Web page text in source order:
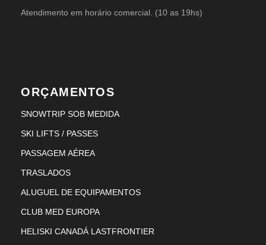
Atendimento em horário comercial. (10 as 19hs)
ORÇAMENTOS
SNOWTRIP SOB MEDIDA
SKI LIFTS / PASSES
PASSAGEM AÉREA
TRASLADOS
ALUGUEL DE EQUIPAMENTOS
CLUB MED EUROPA
HELISKI CANADÁ LASTFRONTIER